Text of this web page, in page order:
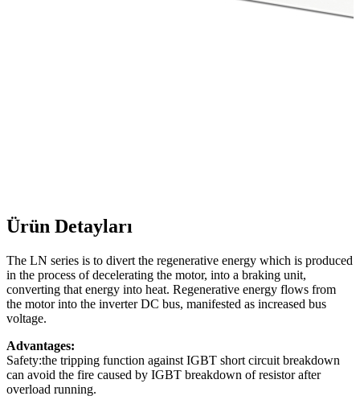
Ürün Detayları
The LN series is to divert the regenerative energy which is produced
in the process of decelerating the motor, into a braking unit,
converting that energy into heat. Regenerative energy flows from
the motor into the inverter DC bus, manifested as increased bus
voltage.
Advantages:
Safety:the tripping function against IGBT short circuit breakdown
can avoid the fire caused by IGBT breakdown of resistor after
overload running.